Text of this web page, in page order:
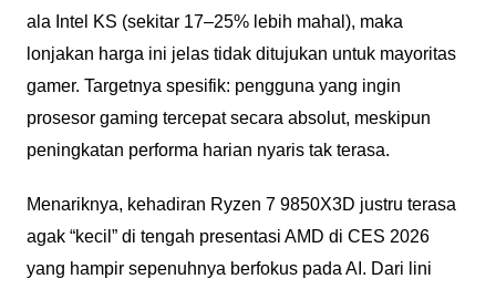
ala Intel KS (sekitar 17–25% lebih mahal), maka
lonjakan harga ini jelas tidak ditujukan untuk mayoritas
gamer. Targetnya spesifik: pengguna yang ingin
prosesor gaming tercepat secara absolut, meskipun
peningkatan performa harian nyaris tak terasa.
Menariknya, kehadiran Ryzen 7 9850X3D justru terasa
agak “kecil” di tengah presentasi AMD di CES 2026
yang hampir sepenuhnya berfokus pada AI. Dari lini